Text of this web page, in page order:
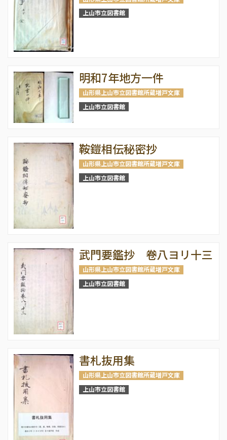
上山市立図書館
明和7年地方一件
山形県上山市立図書館所蔵増戸文庫
上山市立図書館
鞍鎧相伝秘密抄
山形県上山市立図書館所蔵増戸文庫
上山市立図書館
武門要鑑抄 卷八ヨリ十三
山形県上山市立図書館所蔵増戸文庫
上山市立図書館
書札抜用集
山形県上山市立図書館所蔵増戸文庫
上山市立図書館